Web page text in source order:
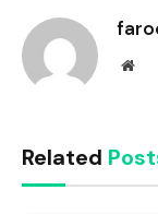
Related